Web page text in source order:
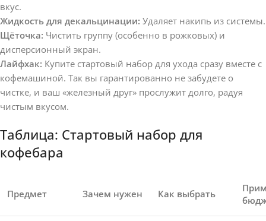
вкус.
Жидкость для декальцинации: Удаляет накипь из системы.
Щёточка: Чистить группу (особенно в рожковых) и
дисперсионный экран.
Лайфхак: Купите стартовый набор для ухода сразу вместе с
кофемашиной. Так вы гарантированно не забудете о
чистке, и ваш «железный друг» прослужит долго, радуя
чистым вкусом.
Таблица: Стартовый набор для
кофебара
Предмет Зачем нужен Как выбрать